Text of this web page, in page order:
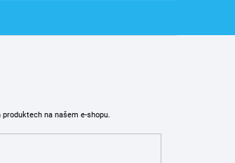
na našem e-shopu.